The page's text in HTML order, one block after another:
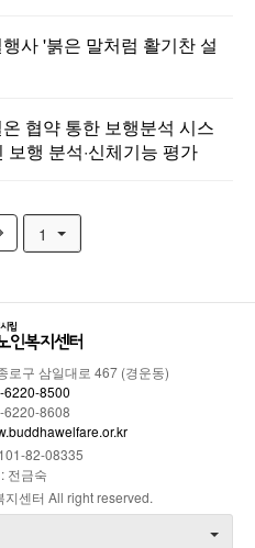
사 '붉은 말처럼 활기찬 설
협약 통한 보행분석 시스
보행 분석·신체기능 평가
1
로구 삼일대로 467 (경운동)
6220-8500
6220-8608
82-08335
전금숙
센터 All right reserved.